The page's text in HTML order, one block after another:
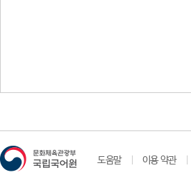
도움말 이용 약관